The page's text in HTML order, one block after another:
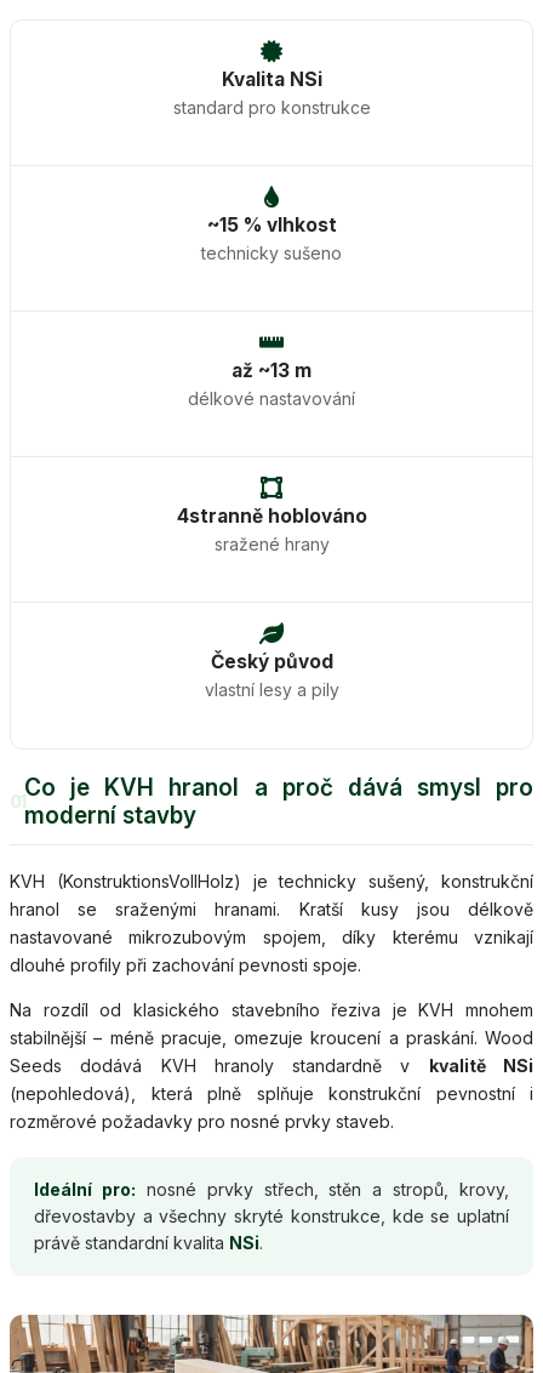
Kvalita NSi
standard pro konstrukce
~15 % vlhkost
technicky sušeno
až ~13 m
délkové nastavování
4stranně hoblováno
sražené hrany
Český původ
vlastní lesy a pily
01Co je KVH hranol a proč dává smysl pro
moderní stavby
KVH (KonstruktionsVollHolz) je technicky sušený, konstrukční
hranol se sraženými hranami. Kratší kusy jsou délkově
nastavované mikrozubovým spojem, díky kterému vznikají
dlouhé profily při zachování pevnosti spoje.
Na rozdíl od klasického stavebního řeziva je KVH mnohem
stabilnější – méně pracuje, omezuje kroucení a praskání. Wood
Seeds dodává KVH hranoly standardně v kvalitě NSi
(nepohledová), která plně splňuje konstrukční pevnostní i
rozměrové požadavky pro nosné prvky staveb.
Ideální pro: nosné prvky střech, stěn a stropů, krovy,
dřevostavby a všechny skryté konstrukce, kde se uplatní
právě standardní kvalita NSi.